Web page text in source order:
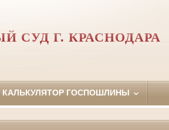
СУД Г. КРАСНОДАРА
КАЛЬКУЛЯТОР ГОСПОШЛИНЫ